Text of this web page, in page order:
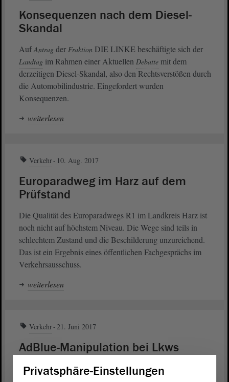
Konsequenzen nach dem Diesel-
Skandal
AufAntrag der Fraktion DIE LINKE beschäftigte sich der
Landtag im Rahmen einer Aktuellen Debatte mit dem
derzeitigen Diesel-Skandal, also den Rechtsverstößen durch
die Automobilindustrie. Eingefordert wurden
Konsequenzen.
weiterlesen
Verkehr 10. Aug. 2017
Europaradweg im Harz auf dem
Prüfstand
Die Qualität des Europaradwegs R1 im Landkreis Harz ist
noch nicht auf höchstem Niveau. Die Wege sind teils in
schlechtem Zustand und die Beschilderung unzureichend.
Das ist ein Ergebnis eines öffentlichen Fachgesprächs im
Verkehrsausschuss.
weiterlesen
Verkehr 21. Juni 2017
AdBlue-Manipulation bei Lkws
Privatsphäre-Einstellungen